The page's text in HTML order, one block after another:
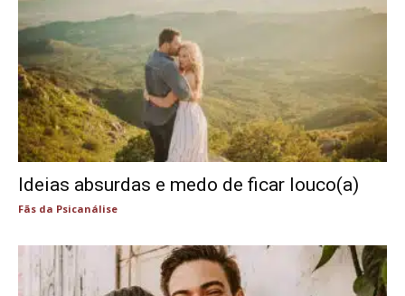
Ideias absurdas e medo de ficar louco(a)
Fãs da Psicanálise